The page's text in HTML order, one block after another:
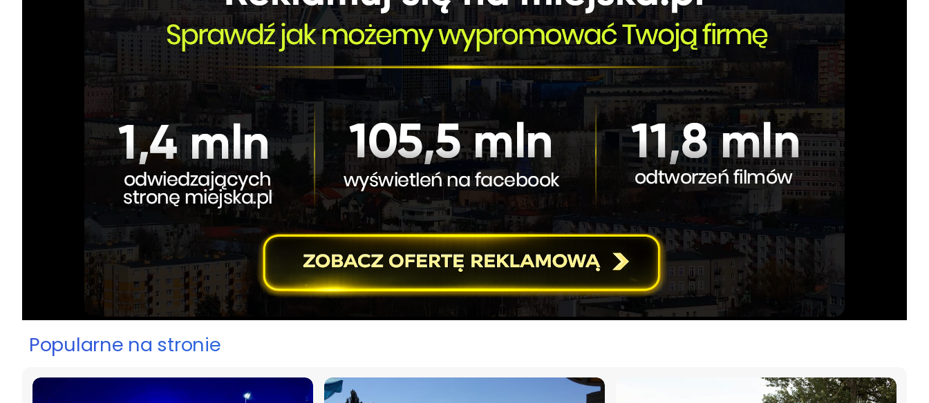
Popularne na stronie